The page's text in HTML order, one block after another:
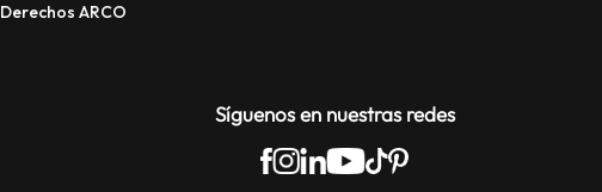
Derechos ARCO
Síguenos en nuestras redes